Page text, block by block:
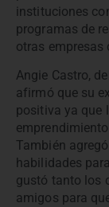
instituciones
programas de
otras empresas
Angie Castro,
afirmó que su
positiva ya que
También
habilidades
gustó tanto los
amigos para